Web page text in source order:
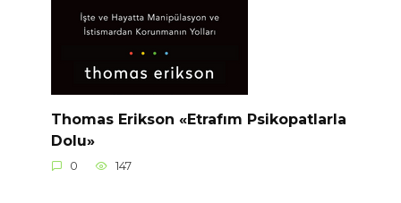
Thomas Erikson «Etrafım Psikopatlarla
Dolu»
0 147